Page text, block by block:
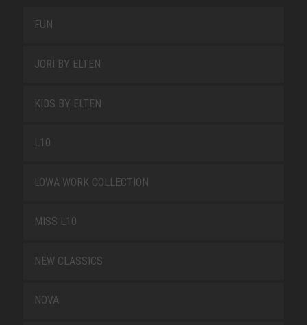
FUN
JORI BY ELTEN
KIDS BY ELTEN
L10
LOWA WORK COLLECTION
MISS L10
NEW CLASSICS
NOVA